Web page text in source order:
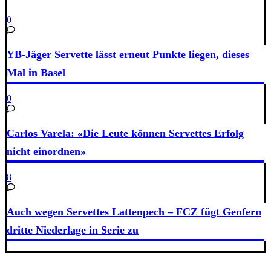
0
YB-Jäger Servette lässt erneut Punkte liegen, dieses
Mal in Basel
0
Carlos Varela: «Die Leute können Servettes Erfolg
nicht einordnen»
8
Auch wegen Servettes Lattenpech – FCZ fügt Genfern
dritte Niederlage in Serie zu